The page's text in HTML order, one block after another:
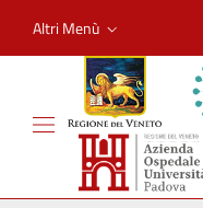
Altri Menù